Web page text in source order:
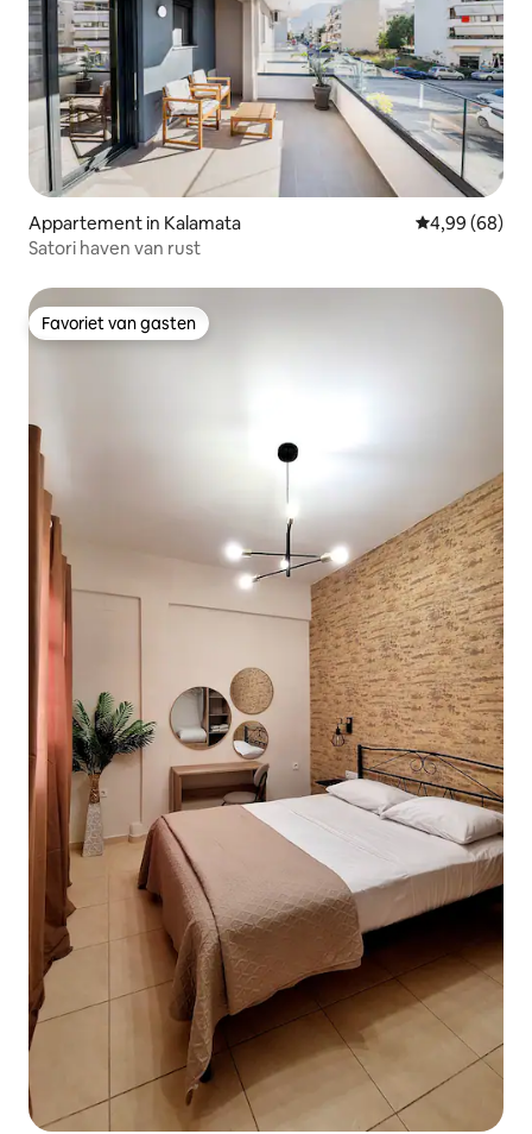
Appartement in Kalamata Gemiddelde
4,99 (68)
Satori haven van rust
Favoriet van gasten
Favoriet van gasten